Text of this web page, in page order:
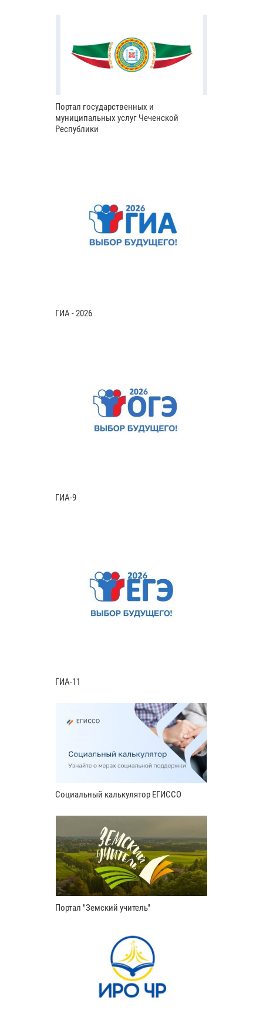
Портал государственных и
муниципальных услуг Чеченской
Республики
ГИА - 2026
ГИА-9
ГИА-11
Социальный калькулятор ЕГИССО
Портал "Земский учитель"